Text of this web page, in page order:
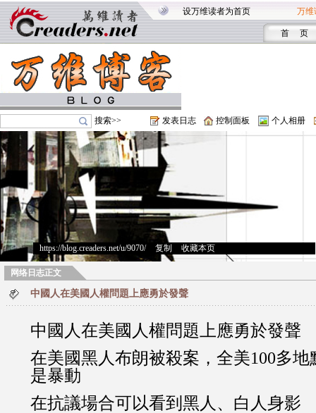
设万维读者为首页 万维
首 页
搜索>> 发表日志 控制面板 个人相册
https://blog.creaders.net/u/9070/> 复制 收藏本页
网络日志正文
中國人在美國人權問題上應勇於發聲
中國人在美國人權問題上應勇於發聲
在美國黑人布朗被殺案，全美100多
是暴動
在抗議場合可以看到黑人、白人身影